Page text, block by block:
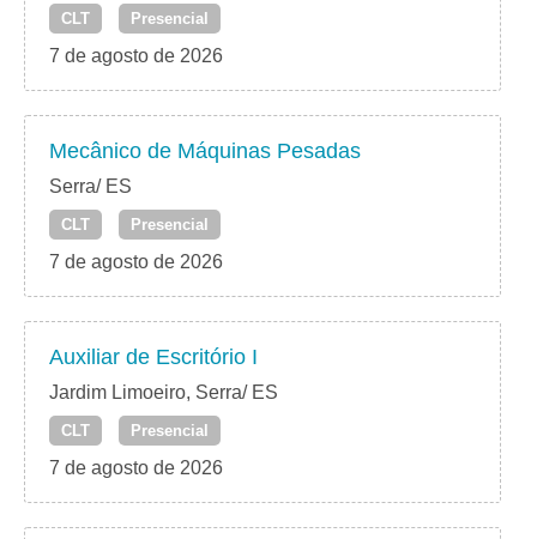
CLT Presencial
7 de agosto de 2026
Mecânico de Máquinas Pesadas
Serra/ ES
CLT Presencial
7 de agosto de 2026
Auxiliar de Escritório I
Jardim Limoeiro, Serra/ ES
CLT Presencial
7 de agosto de 2026